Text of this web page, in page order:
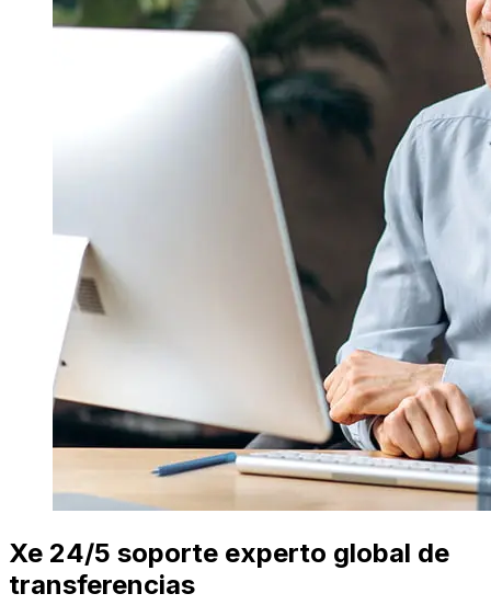
Xe 24/5 soporte experto global de
transferencias